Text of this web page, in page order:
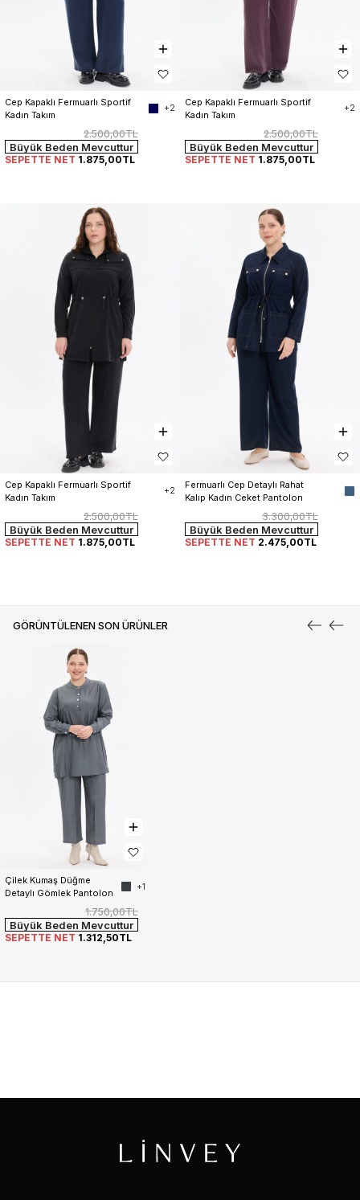
GÖRÜNTÜLENEN SON ÜRÜNLER
Çilek Kumaş Düğme
Detaylı Gömlek Pantolon
+1
1.750,00TL
Büyük Beden Mevcuttur
SEPETTE NET 1.312,50TL
Cep Kapaklı Fermuarlı Sportif
Kadın Takım
+2
2.500,00TL
Büyük Beden Mevcuttur
SEPETTE NET 1.875,00TL
Cep Kapaklı Fermuarlı Sportif
Kadın Takım
+2
2.500,00TL
Büyük Beden Mevcuttur
SEPETTE NET 1.875,00TL
Cep Kapaklı Fermuarlı Sportif
Kadın Takım
+2
2.500,00TL
Büyük Beden Mevcuttur
SEPETTE NET 1.875,00TL
Fermuarlı Cep Detaylı Rahat
Kalıp Kadın Ceket Pantolon
3.300,00TL
Büyük Beden Mevcuttur
SEPETTE NET 2.475,00TL